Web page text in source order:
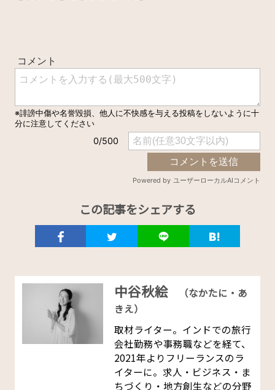
この記事をシェアする
中谷秋絵
（なかたに・あ
きえ）
取材ライター。インドでの旅行
会社勤務や事務職などを経て、
2021年よりフリーランスのラ
イターに。求人・ビジネス・ま
ちづくり・地方創生などの分野